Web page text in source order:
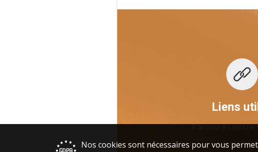
Nos cookies sont nécessaires pour vous
Liens
Parcourez notre